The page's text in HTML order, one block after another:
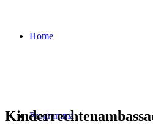
Home
Programma